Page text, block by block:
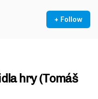
+ Follow
hry (Tomáš